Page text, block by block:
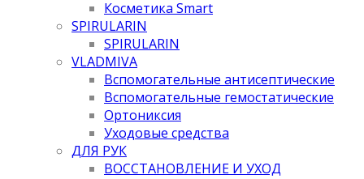
Косметика Smart
SPIRULARIN
SPIRULARIN
VLADMIVA
Вспомогательные антисептические
Вспомогательные гемостатические
Ортониксия
Уходовые средства
ДЛЯ РУК
ВОССТАНОВЛЕНИЕ И УХОД